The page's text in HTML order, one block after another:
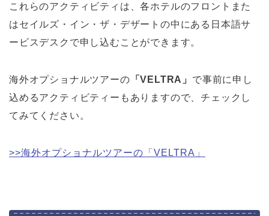
これらのアクティビティは、各ホテルのフロントまた
はセイルズ・イン・ザ・デザートの中にある日本語サ
ービスデスクで申し込むことができます。
海外オプショナルツアーの 「VELTRA」 で事前に申し
込めるアクティビティーもありますので、チェックし
てみてください。
>>海外オプショナルツアーの「VELTRA」